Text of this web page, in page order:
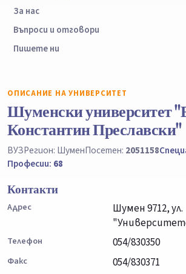
За нас
Въпроси и отговори
Пишете ни
ОПИСАНИЕ НА УНИВЕРСИТЕТ
Шуменски университет
Константин Преславски"
ВУЗРегион: ШуменПосетен: 2051158
Професии: 68
Контакти
Адрес
Шумен 9712, ул.
Телефон 054/830350
Факс 054/830371